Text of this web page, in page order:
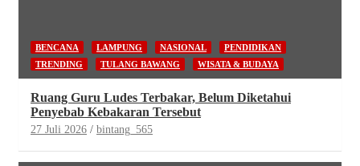
BENCANA LAMPUNG NASIONAL
PENDIDIKAN
TRENDING
TULANG BAWANG WISATA & BUDAYA
Ruang Guru Ludes Terbakar, Belum Diketahui
Penyebab Kebakaran Tersebut
27 Juli 2026 bintang_565